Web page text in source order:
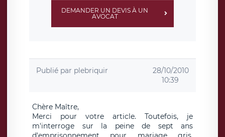
DEMANDER UN DEVIS À UN
AVOCAT
Publié par plebriquir
28/10/2010
10:39
Chère Maître,
Merci pour votre article. Toutefois, je
m'interroge sur la peine de sept ans